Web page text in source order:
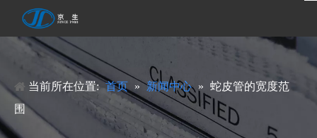
当前所在位置: 首页 » 新闻中心 » 蛇皮管的宽度范
围